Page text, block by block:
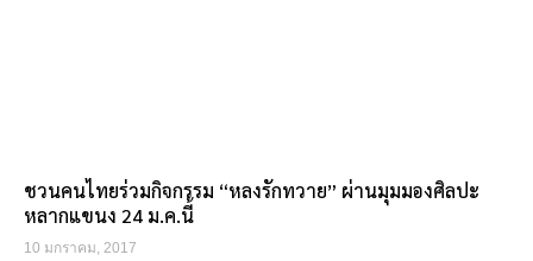
ชวนคนไทยร่วมกิจกรรม “หลงรักทวาย” ผ่านมุมมองศิลปะ
หลากแขนง 24 ม.ค.นี้
10 มกราคม, 2017